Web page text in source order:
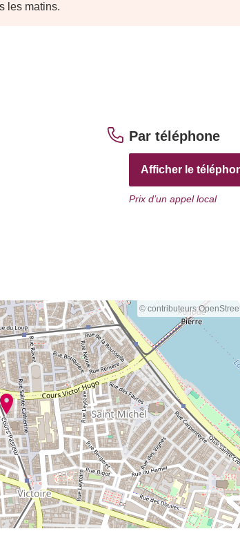
les matins.
Par téléphone
Afficher le
Prix d’un appel local
© contributeurs